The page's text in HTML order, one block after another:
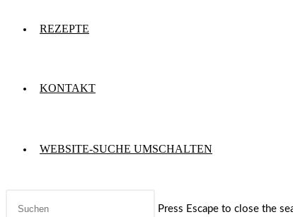
REZEPTE
KONTAKT
WEBSITE-SUCHE UMSCHALTEN
Press Escape to close the